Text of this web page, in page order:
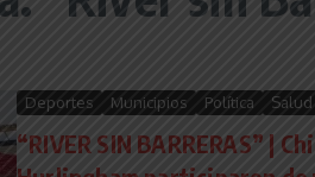
Deportes Municipios Política Salud
“RIVER SIN BARRERAS” |